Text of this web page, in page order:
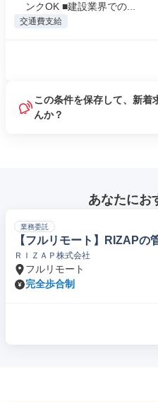
ンクOK ■建設業界での...
交通費支給
この条件を保存して、新着
んか？
あなたにお
業務委託
【フルリモート】RIZAPの
ＲＩＺＡＰ株式会社
フルリモート
完全歩合制